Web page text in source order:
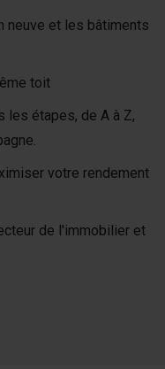
neuve et les bâtiments
toit
les étapes, de A à Z,
votre rendement
de l'immobilier et